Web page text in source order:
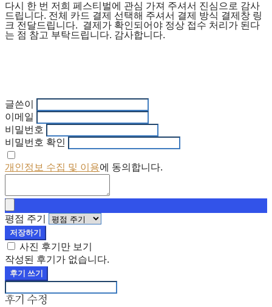
다시 한 번 저희 페스티벌에 관심 가져 주셔서 진심으로 감사
드립니다. 전체 카드 결제 선택해 주셔서 결제 방식 결제창 링
크 전달드립니다. 결제가 확인되어야 정상 접수 처리가 된다
는 점 참고 부탁드립니다. 감사합니다.
글쓴이
이메일
비밀번호
비밀번호 확인
개인정보 수집 및 이용에 동의합니다.
평점 주기
저장하기
사진 후기만 보기
작성된 후기가 없습니다.
후기 쓰기
후기 수정